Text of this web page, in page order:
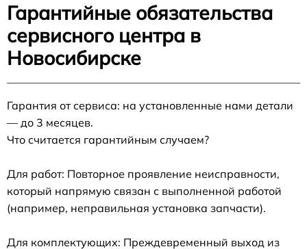
Гарантийные обязательства
сервисного центра в
Новосибирске
Гарантия от сервиса: на установленные нами детали
— до 3 месяцев.
Что считается гарантийным случаем?
Для работ: Повторное проявление неисправности,
который напрямую связан с выполненной работой
(например, неправильная установка запчасти).
Для комплектующих: Преждевременный выход из